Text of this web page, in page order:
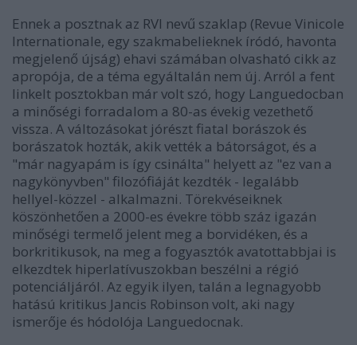
Ennek a posztnak az RVI nevű szaklap (Revue Vinicole
Internationale, egy szakmabelieknek íródó, havonta
megjelenő újság) ehavi számában olvasható cikk az
apropója, de a téma egyáltalán nem új. Arról a fent
linkelt posztokban már volt szó, hogy Languedocban
a minőségi forradalom a 80-as évekig vezethető
vissza. A változásokat jórészt fiatal borászok és
borászatok hozták, akik vették a bátorságot, és a
"már nagyapám is így csinálta" helyett az "ez van a
nagykönyvben" filozófiáját kezdték - legalább
hellyel-közzel - alkalmazni. Törekvéseiknek
köszönhetően a 2000-es évekre több száz igazán
minőségi termelő jelent meg a borvidéken, és a
borkritikusok, na meg a fogyasztók avatottabbjai is
elkezdtek hiperlatívuszokban beszélni a régió
potenciáljáról. Az egyik ilyen, talán a legnagyobb
hatású kritikus Jancis Robinson volt, aki nagy
ismerője és hódolója Languedocnak.